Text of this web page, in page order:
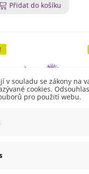
Přidat do košíku
v souladu se zákony na
cookies.
pro použití webu.